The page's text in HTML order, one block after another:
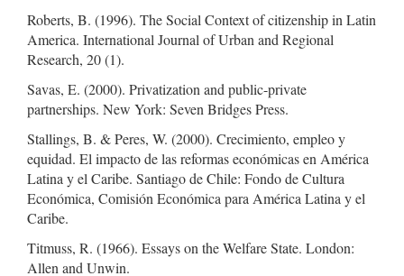
Roberts, B. (1996). The Social Context of citizenship in Latin
America. International Journal of Urban and Regional
Research, 20 (1).
Savas, E. (2000). Privatization and public-private
partnerships. New York: Seven Bridges Press.
Stallings, B. & Peres, W. (2000). Crecimiento, empleo y
equidad. El impacto de las reformas económicas en América
Latina y el Caribe. Santiago de Chile: Fondo de Cultura
Económica, Comisión Económica para América Latina y el
Caribe.
Titmuss, R. (1966). Essays on the Welfare State. London:
Allen and Unwin.